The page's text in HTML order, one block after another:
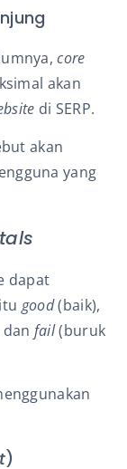
core
akan
di SERP.
akan
yang
dapat
good(baik),
fail(buruk
)